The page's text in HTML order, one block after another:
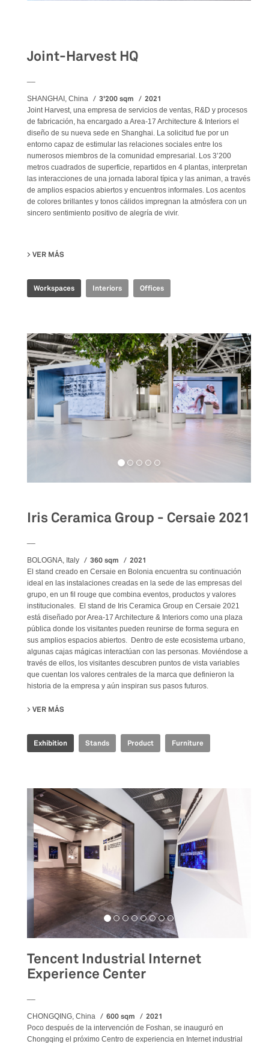
Joint-Harvest HQ
SHANGHAI, China 3'200 sqm 2021
Joint Harvest, una empresa de servicios de ventas, R&D y procesos
de fabricación, ha encargado a Area-17 Architecture & Interiors el
diseño de su nueva sede en Shanghai. La solicitud fue por un
entorno capaz de estimular las relaciones sociales entre los
numerosos miembros de la comunidad empresarial. Los 3’200
metros cuadrados de superficie, repartidos en 4 plantas, interpretan
las interacciones de una jornada laboral típica y las animan, a través
de amplios espacios abiertos y encuentros informales. Los acentos
de colores brillantes y tonos cálidos impregnan la atmósfera con un
sincero sentimiento positivo de alegría de vivir.
VER MÁS
Workspaces Interiors Offices
Iris Ceramica Group - Cersaie 2021
BOLOGNA, Italy 360 sqm 2021
El stand creado en Cersaie en Bolonia encuentra su continuación
ideal en las instalaciones creadas en la sede de las empresas del
grupo, en un fil rouge que combina eventos, productos y valores
institucionales. El stand de Iris Ceramica Group en Cersaie 2021
está diseñado por Area-17 Architecture & Interiors como una plaza
pública donde los visitantes pueden reunirse de forma segura en
sus amplios espacios abiertos. Dentro de este ecosistema urbano,
algunas cajas mágicas interactúan con las personas. Moviéndose a
través de ellos, los visitantes descubren puntos de vista variables
que cuentan los valores centrales de la marca que definieron la
historia de la empresa y aún inspiran sus pasos futuros.
VER MÁS
Exhibition Stands Product Furniture
Tencent Industrial Internet
Experience Center
CHONGQING, China 600 sqm 2021
Poco después de la intervención de Foshan, se inauguró en
Chongqing el próximo Centro de experiencia en Internet industrial